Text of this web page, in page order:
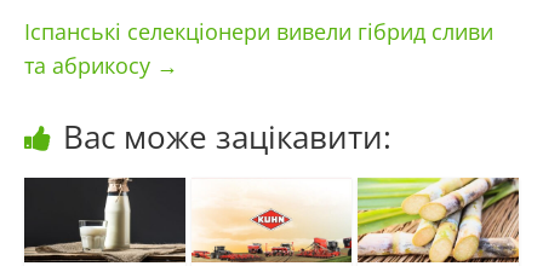
Іспанські селекціонери вивели гібрид сливи
та абрикосу →
Вас може зацікавити: